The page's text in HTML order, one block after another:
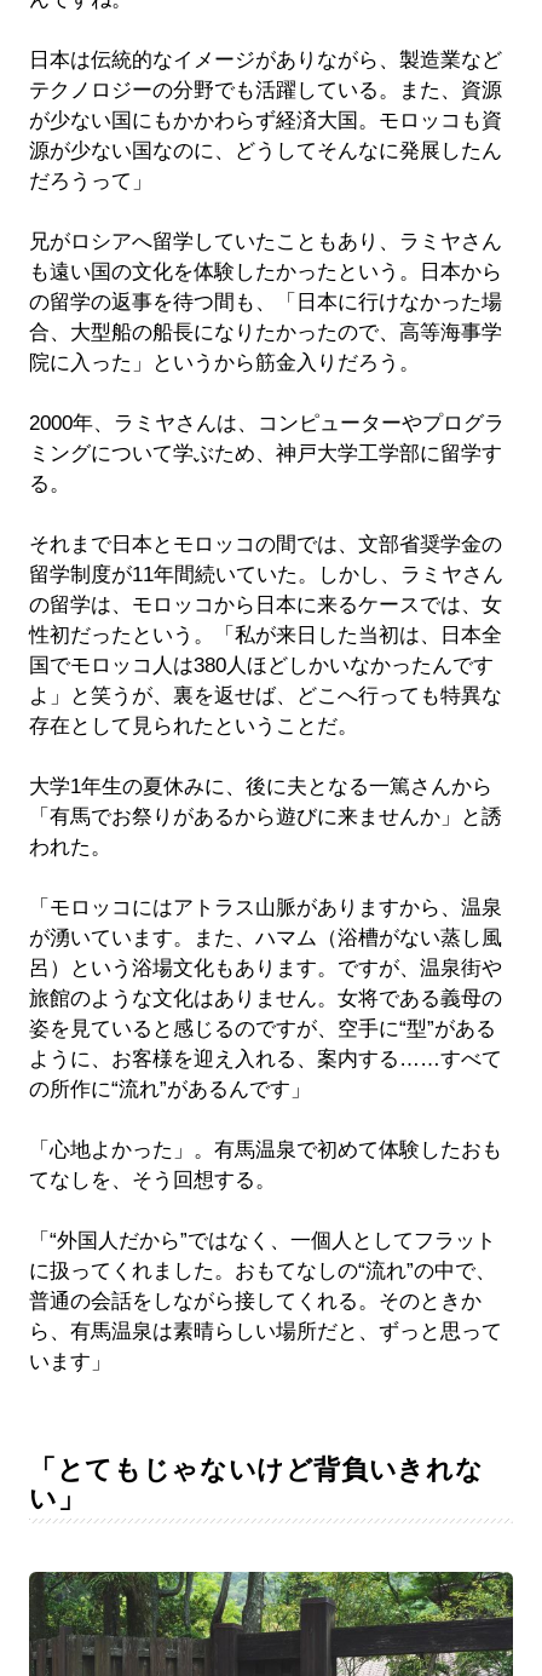
日本は伝統的なイメージがありながら、製造業など
テクノロジーの分野でも活躍している。また、資源
が少ない国にもかかわらず経済大国。モロッコも資
源が少ない国なのに、どうしてそんなに発展したん
だろうって」
兄がロシアへ留学していたこともあり、ラミヤさん
も遠い国の文化を体験したかったという。日本から
の留学の返事を待つ間も、「日本に行けなかった場
合、大型船の船長になりたかったので、高等海事学
院に入った」というから筋金入りだろう。
2000年、ラミヤさんは、コンピューターやプログラ
ミングについて学ぶため、神戸大学工学部に留学す
る。
それまで日本とモロッコの間では、文部省奨学金の
留学制度が11年間続いていた。しかし、ラミヤさん
の留学は、モロッコから日本に来るケースでは、女
性初だったという。「私が来日した当初は、日本全
国でモロッコ人は380人ほどしかいなかったんです
よ」と笑うが、裏を返せば、どこへ行っても特異な
存在として見られたということだ。
大学1年生の夏休みに、後に夫となる一篤さんから
「有馬でお祭りがあるから遊びに来ませんか」と誘
われた。
「モロッコにはアトラス山脈がありますから、温泉
が湧いています。また、ハマム（浴槽がない蒸し風
呂）という浴場文化もあります。ですが、温泉街や
旅館のような文化はありません。女将である義母の
姿を見ていると感じるのですが、空手に“型”がある
ように、お客様を迎え入れる、案内する……すべて
の所作に“流れ”があるんです」
「心地よかった」。有馬温泉で初めて体験したおも
てなしを、そう回想する。
「“外国人だから”ではなく、一個人としてフラット
に扱ってくれました。おもてなしの“流れ”の中で、
普通の会話をしながら接してくれる。そのときか
ら、有馬温泉は素晴らしい場所だと、ずっと思って
います」
「とてもじゃないけど背負いきれな
い」